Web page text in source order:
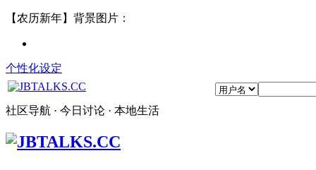
【农历新年】背景图片：
个性化设定
社区导航 · 今日讨论 · 本地生活